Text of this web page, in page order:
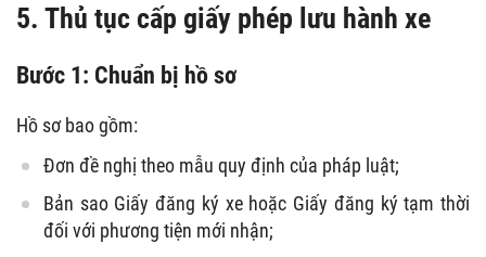
5. Thủ tục cấp giấy phép lưu hành xe
Bước 1: Chuẩn bị hồ sơ
Hồ sơ bao gồm:
Đơn đề nghị theo mẫu quy định của pháp luật;
Bản sao Giấy đăng ký xe hoặc Giấy đăng ký tạm thời
đối với phương tiện mới nhận;